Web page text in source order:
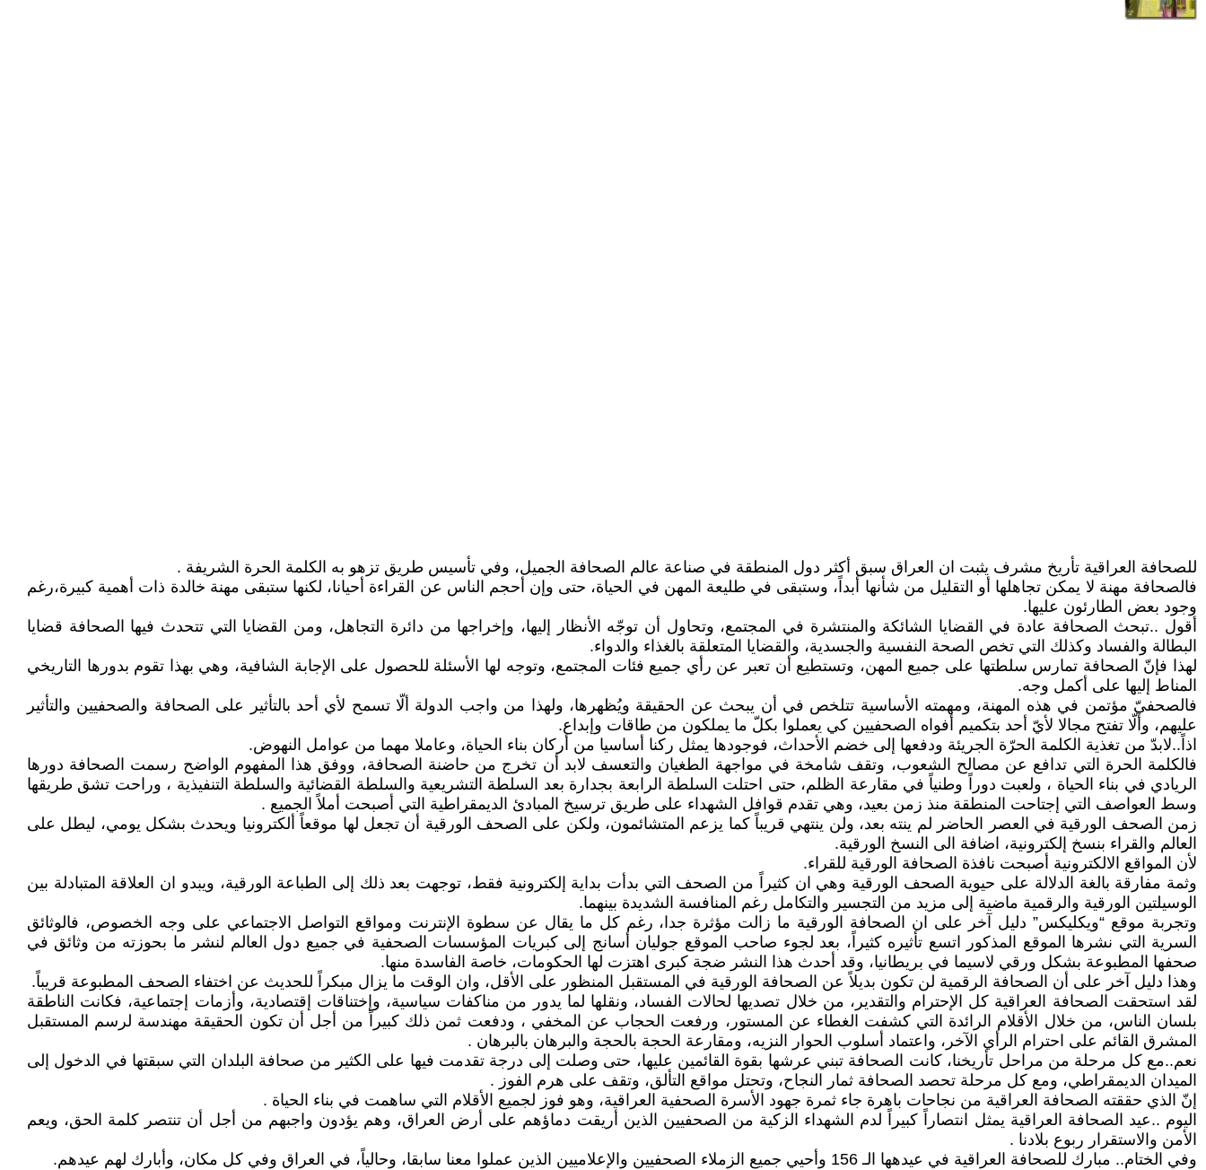
للصحافة العراقية تأريخ مشرف يثبت ان العراق سبق أكثر دول المنطقة في صناعة عالم الصحافة الجميل، وفي تأسيس طريق تزهو به الكلمة الحرة الشريفة .
فالصحافة مهنة لا يمكن تجاهلها أو التقليل من شأنها أبداً، وستبقى في طليعة المهن في الحياة، حتى وإن أحجم الناس عن القراءة أحيانا، لكنها ستبقى مهنة خالدة ذات أهمية كبيرة،رغم
وجود بعض الطارئون عليها.
أقول ..تبحث الصحافة عادة في القضايا الشائكة والمنتشرة في المجتمع، وتحاول أن توجّه الأنظار إليها، وإخراجها من دائرة التجاهل، ومن القضايا التي تتحدث فيها الصحافة قضايا
البطالة والفساد وكذلك التي تخص الصحة النفسية والجسدية، والقضايا المتعلقة بالغذاء والدواء.
لهذا فإنّ الصحافة تمارس سلطتها على جميع المهن، وتستطيع أن تعبر عن رأي جميع فئات المجتمع، وتوجه لها الأسئلة للحصول على الإجابة الشافية، وهي بهذا تقوم بدورها التاريخي
المناط إليها على أكمل وجه.
فالصحفيّ مؤتمن في هذه المهنة، ومهمته الأساسية تتلخص في أن يبحث عن الحقيقة ويُظهرها، ولهذا من واجب الدولة ألّا تسمح لأي أحد بالتأثير على الصحافة والصحفيين والتأثير
عليهم، وألّا تفتح مجالا لأيّ أحد بتكميم أفواه الصحفيين كي يعملوا بكلّ ما يملكون من طاقات وإبداع.
اذاً..لابدّ من تغذية الكلمة الحرّة الجريئة ودفعها إلى خضم الأحداث، فوجودها يمثل ركنا أساسيا من أركان بناء الحياة، وعاملا مهما من عوامل النهوض.
فالكلمة الحرة التي تدافع عن مصالح الشعوب، وتقف شامخة في مواجهة الطغيان والتعسف لابد أن تخرج من حاضنة الصحافة، ووفق هذا المفهوم الواضح رسمت الصحافة دورها
الريادي في بناء الحياة ، ولعبت دوراً وطنياً في مقارعة الظلم، حتى احتلت السلطة الرابعة بجدارة بعد السلطة التشريعية والسلطة القضائية والسلطة التنفيذية ، وراحت تشق طريقها
وسط العواصف التي إجتاحت المنطقة منذ زمن بعيد، وهي تقدم قوافل الشهداء على طريق ترسيخ المبادئ الديمقراطية التي أصبحت أملاً الجميع .
زمن الصحف الورقية في العصر الحاضر لم ينته بعد، ولن ينتهي قريباً كما يزعم المتشائمون، ولكن على الصحف الورقية أن تجعل لها موقعاً ألكترونيا ويحدث بشكل يومي، ليطل على
العالم والقراء بنسخ إلكترونية، اضافة الى النسخ الورقية.
لأن المواقع الالكترونية أصبحت نافذة الصحافة الورقية للقراء.
وثمة مفارقة بالغة الدلالة على حيوية الصحف الورقية وهي ان كثيراً من الصحف التي بدأت بداية إلكترونية فقط، توجهت بعد ذلك إلى الطباعة الورقية، ويبدو ان العلاقة المتبادلة بين
الوسيلتين الورقية والرقمية ماضية إلى مزيد من التجسير والتكامل رغم المنافسة الشديدة بينهما.
وتجربة موقع “ويكليكس” دليل آخر على ان الصحافة الورقية ما زالت مؤثرة جدا، رغم كل ما يقال عن سطوة الإنترنت ومواقع التواصل الاجتماعي على وجه الخصوص، فالوثائق
السرية التي نشرها الموقع المذكور اتسع تأثيره كثيراً، بعد لجوء صاحب الموقع جوليان أسانج إلى كبريات المؤسسات الصحفية في جميع دول العالم لنشر ما بحوزته من وثائق في
صحفها المطبوعة بشكل ورقي لاسيما في بريطانيا، وقد أحدث هذا النشر ضجة كبرى اهتزت لها الحكومات، خاصة الفاسدة منها.
وهذا دليل آخر على أن الصحافة الرقمية لن تكون بديلاً عن الصحافة الورقية في المستقبل المنظور على الأقل، وان الوقت ما يزال مبكراً للحديث عن اختفاء الصحف المطبوعة قريباً.
لقد استحقت الصحافة العراقية كل الإحترام والتقدير، من خلال تصديها لحالات الفساد، ونقلها لما يدور من مناكفات سياسية، وإختناقات إقتصادية، وأزمات إجتماعية، فكانت الناطقة
بلسان الناس، من خلال الأقلام الرائدة التي كشفت الغطاء عن المستور، ورفعت الحجاب عن المخفي ، ودفعت ثمن ذلك كبيراً من أجل أن تكون الحقيقة مهندسة لرسم المستقبل
المشرق القائم على احترام الرأي الآخر، واعتماد أسلوب الحوار النزيه، ومقارعة الحجة بالحجة والبرهان بالبرهان .
نعم..مع كل مرحلة من مراحل تأريخنا، كانت الصحافة تبني عرشها بقوة القائمين عليها، حتى وصلت إلى درجة تقدمت فيها على الكثير من صحافة البلدان التي سبقتها في الدخول إلى
الميدان الديمقراطي، ومع كل مرحلة تحصد الصحافة ثمار النجاح، وتحتل مواقع التألق، وتقف على هرم الفوز .
إنّ الذي حققته الصحافة العراقية من نجاحات باهرة جاء ثمرة جهود الأسرة الصحفية العراقية، وهو فوز لجميع الأقلام التي ساهمت في بناء الحياة .
اليوم ..عيد الصحافة العراقية يمثل انتصاراً كبيراً لدم الشهداء الزكية من الصحفيين الذين أريقت دماؤهم على أرض العراق، وهم يؤدون واجبهم من أجل أن تنتصر كلمة الحق، ويعم
الأمن والاستقرار ربوع بلادنا .
وفي الختام.. مبارك للصحافة العراقية في عيدهها الـ 156 وأحيي جميع الزملاء الصحفيين والإعلاميين الذين عملوا معنا سابقا، وحالياً، في العراق وفي كل مكان، وأبارك لهم عيدهم.